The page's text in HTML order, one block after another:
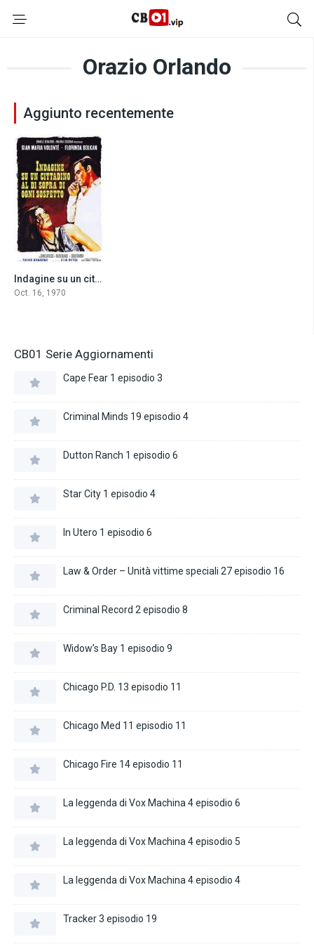
Orazio Orlando
Aggiunto recentemente
8.1Indagine su un cittadino al di sopra di ogni sospetto (1970)
Oct. 16, 1970
CB01 Serie Aggiornamenti
Cape Fear 1 episodio 3
Criminal Minds 19 episodio 4
Dutton Ranch 1 episodio 6
Star City 1 episodio 4
In Utero 1 episodio 6
Law & Order – Unità vittime speciali 27 episodio 16
Criminal Record 2 episodio 8
Widow’s Bay 1 episodio 9
Chicago P.D. 13 episodio 11
Chicago Med 11 episodio 11
Chicago Fire 14 episodio 11
La leggenda di Vox Machina 4 episodio 6
La leggenda di Vox Machina 4 episodio 5
La leggenda di Vox Machina 4 episodio 4
Tracker 3 episodio 19